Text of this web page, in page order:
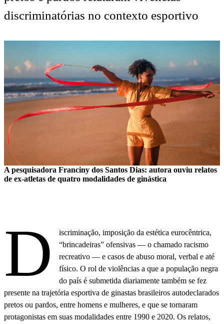
discriminatórias no contexto esportivo
A pesquisadora Franciny dos Santos Dias: autora ouviu relatos
de ex-atletas de quatro modalidades de ginástica
D
iscriminação, imposição da estética eurocêntrica,
“brincadeiras” ofensivas — o chamado racismo
recreativo — e casos de abuso moral, verbal e até
físico. O rol de violências a que a população negra
do país é submetida diariamente também se fez
presente na trajetória esportiva de ginastas brasileiros autodeclarados
pretos ou pardos, entre homens e mulheres, e que se tornaram
protagonistas em suas modalidades entre 1990 e 2020. Os relatos,